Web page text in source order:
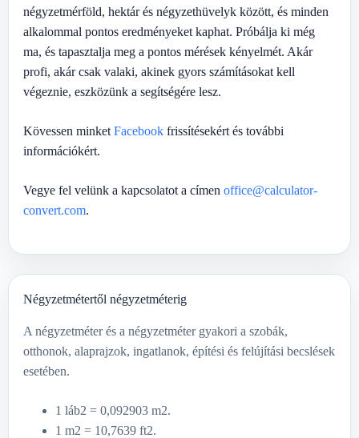
négyzetmérföld, hektár és négyzethüvelyk között, és minden
alkalommal pontos eredményeket kaphat. Próbálja ki még
ma, és tapasztalja meg a pontos mérések kényelmét. Akár
profi, akár csak valaki, akinek gyors számításokat kell
végeznie, eszközünk a segítségére lesz.
Kövessen minket Facebook frissítésekért és további
információkért.
Vegye fel velünk a kapcsolatot a címen office@calculator-
convert.com.
Négyzetmétertől négyzetméterig
A négyzetméter és a négyzetméter gyakori a szobák,
otthonok, alaprajzok, ingatlanok, építési és felújítási becslések
esetében.
1 láb2 = 0,092903 m2.
1 m2 = 10,7639 ft2.